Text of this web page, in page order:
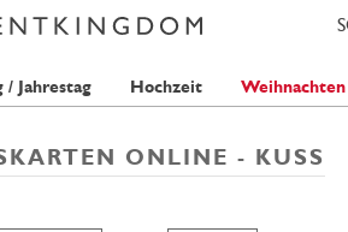
/ Jahrestag Hochzeit Weihnachten
ONLINE - KUSS